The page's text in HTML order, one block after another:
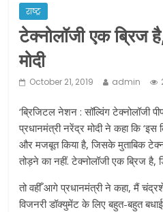
राष्ट्र
टेक्नोलॉजी एक ब्रिज
मोदी
October 21, 2019 admin
‘ब्रिजिटल नेशन : सॉल्विंग टेक्नोलॉजी
प्रधानमंत्री नरेंद्र मोदी ने कहा कि
और मजबूत किया है, जिसके मुताबिक
तोड़ने का नहीं. टेक्नोलॉजी एक ब्रिज है,
तो वहीँ आगे प्रधानमंत्री ने कहा, मैं
विजनरी डॉक्युमेंट के लिए बहुत-बहुत